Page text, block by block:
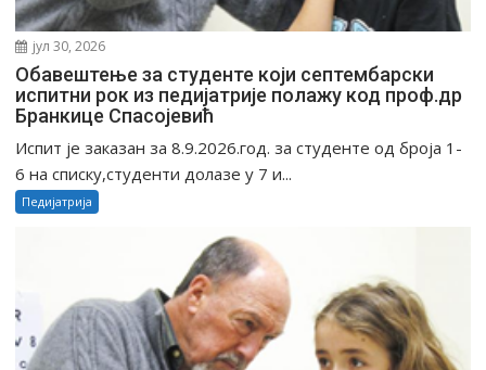
јул 30, 2026
Oбавештење за студенте који септембарски
испитни рок из педијатрије полажу код проф.др
Бранкице Спасојевић
Испит је заказан за 8.9.2026.год. за студенте од броја 1-
6 на списку,студенти долазе у 7 и...
Педијатрија